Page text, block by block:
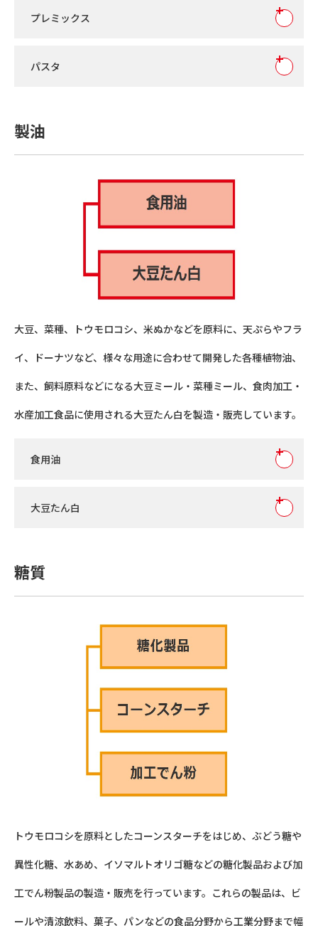
プレミックス
パスタ
製油
大豆、菜種、トウモロコシ、米ぬかなどを原料に、天ぷらやフラ
イ、ドーナツなど、様々な用途に合わせて開発した各種植物油、
また、飼料原料などになる大豆ミール・菜種ミール、食肉加工・
水産加工食品に使用される大豆たん白を製造・販売しています。
食用油
大豆たん白
糖質
トウモロコシを原料としたコーンスターチをはじめ、ぶどう糖や
異性化糖、水あめ、イソマルトオリゴ糖などの糖化製品および加
工でん粉製品の製造・販売を行っています。これらの製品は、ビ
ールや清涼飲料、菓子、パンなどの食品分野から工業分野まで幅